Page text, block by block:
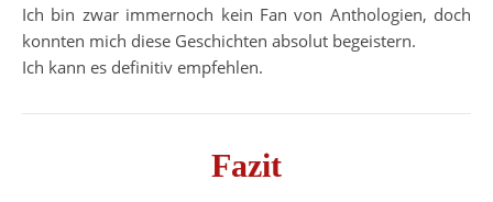
Ich bin zwar immernoch kein Fan von Anthologien, doch
konnten mich diese Geschichten absolut begeistern.
Ich kann es definitiv empfehlen.
Fazit